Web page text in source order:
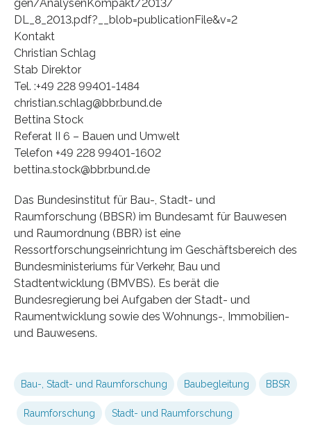
gen/AnalysenKompakt/2013/
DL_8_2013.pdf?__blob=publicationFile&v=2
Kontakt
Christian Schlag
Stab Direktor
Tel. :+49 228 99401-1484
christian.schlag@bbr.bund.de
Bettina Stock
Referat II 6 – Bauen und Umwelt
Telefon +49 228 99401-1602
bettina.stock@bbr.bund.de
Das Bundesinstitut für Bau-, Stadt- und
Raumforschung (BBSR) im Bundesamt für Bauwesen
und Raumordnung (BBR) ist eine
Ressortforschungseinrichtung im Geschäftsbereich des
Bundesministeriums für Verkehr, Bau und
Stadtentwicklung (BMVBS). Es berät die
Bundesregierung bei Aufgaben der Stadt- und
Raumentwicklung sowie des Wohnungs-, Immobilien-
und Bauwesens.
Bau-, Stadt- und Raumforschung Baubegleitung BBSR
Raumforschung Stadt- und Raumforschung